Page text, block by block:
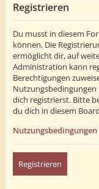
Registrieren
Du musst in diesem
können. Die
ermöglicht dir, auf
Administration kann
Berechtigungen
dich registrierst. Bitte
du dich in diesem
Nutzungsbedingungen
Registrieren